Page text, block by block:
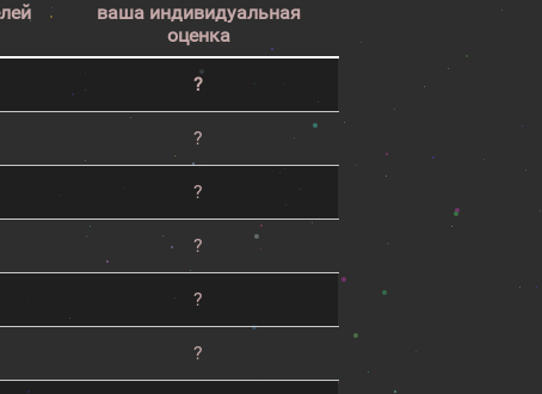
ваша индивидуальная
оценка
?
?
?
?
?
?